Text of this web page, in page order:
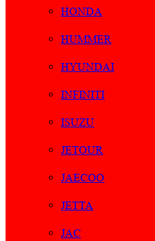
HONDA
HUMMER
HYUNDAI
INFINITI
ISUZU
JETOUR
JAECOO
JETTA
JAC